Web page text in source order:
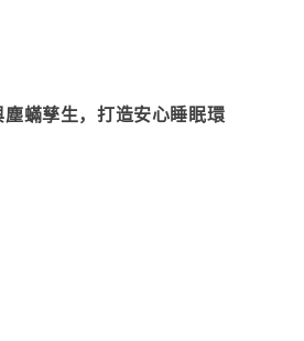
蟎孳生，打造安心睡眠環